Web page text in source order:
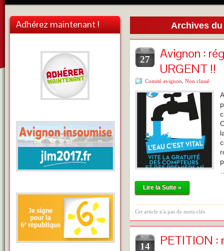
Adhérez maintenant ! Archives
NOV
27
Avignon :
URGENT !!
Comité avignon Non classé
Lire la Suite »
Cet article n'a pas de mots-clés
NOV
14
PETITION :